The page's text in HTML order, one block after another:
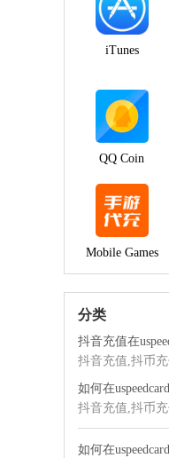
iTunes
QQ Coin
Mobile Games
分类